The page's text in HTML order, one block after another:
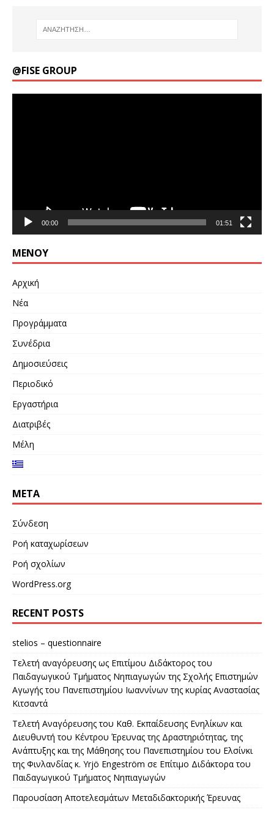
@FISE GROUP
00:00 01:51
ΜΕΝΟΎ
Αρχική
Νέα
Προγράμματα
Συνέδρια
Δημοσιεύσεις
Περιοδικό
Εργαστήρια
Διατριβές
Μέλη
META
Σύνδεση
Ροή καταχωρίσεων
Ροή σχολίων
WordPress.org
RECENT POSTS
stelios – questionnaire
Τελετή αναγόρευσης ως Επιτίμου Διδάκτορος του
Παιδαγωγικού Τμήματος Νηπιαγωγών της Σχολής Επιστημών
Αγωγής του Πανεπιστημίου Ιωαννίνων της κυρίας Αναστασίας
Κιτσαντά
Τελετή Αναγόρευσης του Καθ. Εκπαίδευσης Ενηλίκων και
Διευθυντή του Κέντρου Έρευνας της Δραστηριότητας, της
Ανάπτυξης και της Μάθησης του Πανεπιστημίου του Ελσίνκι
της Φινλανδίας κ. Yrjö Engeström σε Επίτιμο Διδάκτορα του
Παιδαγωγικού Τμήματος Νηπιαγωγών
Παρουσίαση Αποτελεσμάτων Μεταδιδακτορικής Έρευνας